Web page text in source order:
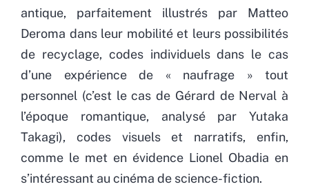
antique, parfaitement illustrés par Matteo
Deroma dans leur mobilité et leurs possibilités
de recyclage, codes individuels dans le cas
d’une expérience de « naufrage » tout
personnel (c’est le cas de Gérard de Nerval à
l’époque romantique, analysé par Yutaka
Takagi), codes visuels et narratifs, enfin,
comme le met en évidence Lionel Obadia en
s’intéressant au cinéma de science-fiction.